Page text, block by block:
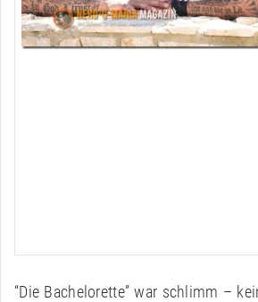
“Die Bachelorette” war schlimm –